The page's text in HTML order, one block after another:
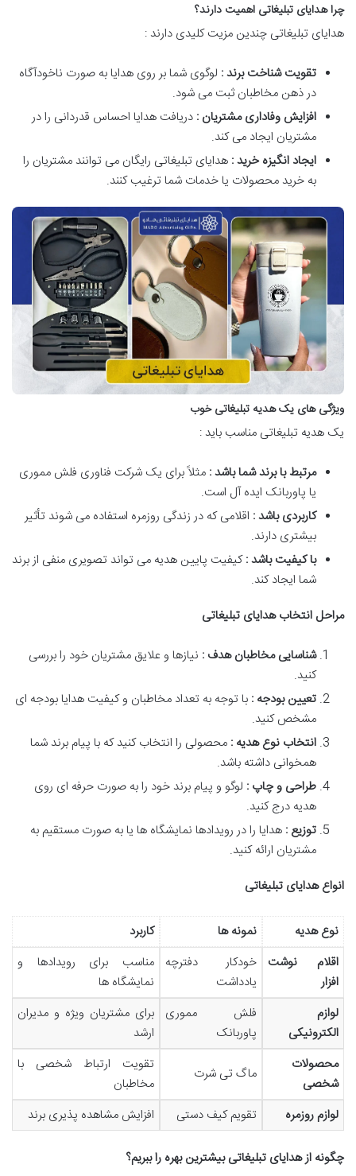
چرا هدایای تبلیغاتی اهمیت دارند؟
هدایای تبلیغاتی چندین مزیت کلیدی دارند :
تقویت شناخت برند : لوگوی شما بر روی هدایا به صورت ناخودآگاه
در ذهن مخاطبان ثبت می شود.
افزایش وفاداری مشتریان : دریافت هدایا احساس قدردانی را در
مشتریان ایجاد می کند.
ایجاد انگیزه خرید : هدایای تبلیغاتی رایگان می توانند مشتریان را
به خرید محصولات یا خدمات شما ترغیب کنند.
ویژگی های یک هدیه تبلیغاتی خوب
یک هدیه تبلیغاتی مناسب باید :
مرتبط با برند شما باشد : مثلاً برای یک شرکت فناوری فلش مموری
یا پاوربانک ایده آل است.
کاربردی باشد : اقلامی که در زندگی روزمره استفاده می شوند تأثیر
بیشتری دارند.
با کیفیت باشد :کیفیت پایین هدیه می تواند تصویری منفی از برند
شما ایجاد کند.
مراحل انتخاب هدایای تبلیغاتی
شناسایی مخاطبان هدف : نیازها و علایق مشتریان خود را بررسی
کنید.
تعیین بودجه : با توجه به تعداد مخاطبان و کیفیت هدایا بودجه ای
مشخص کنید.
انتخاب نوع هدیه : محصولی را انتخاب کنید که با پیام برند شما
همخوانی داشته باشد.
طراحی و چاپ : لوگو و پیام برند خود را به صورت حرفه ای روی
هدیه درج کنید.
توزیع : هدایا را در رویدادها نمایشگاه ها یا به صورت مستقیم به
مشتریان ارائه کنید.
انواع هدایای تبلیغاتی
نوع هدیه نمونه ها
کاربرد
اقلام نوشت
افزار
خودکار دفترچه
یادداشت
مناسب برای رویدادها و
نمایشگاه ها
لوازم
الکترونیکی
فلش مموری
پاوربانک
برای مشتریان ویژه و مدیران
ارشد
محصولات
شخصی
ماگ تی شرت
تقویت ارتباط شخصی با
مخاطبان
لوازم روزمره
تقویم کیف دستی افزایش مشاهده پذیری برند
چگونه از هدایای تبلیغاتی بیشترین بهره را ببریم؟